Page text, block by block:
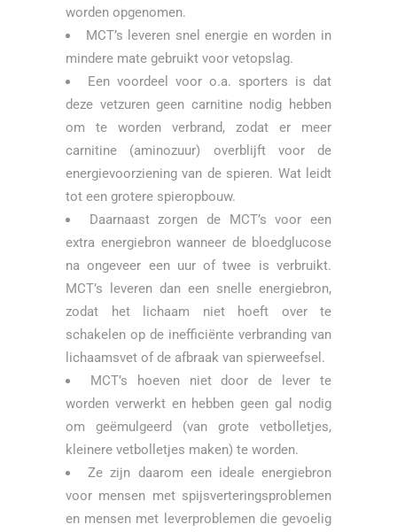
worden opgenomen.
MCT’s leveren snel energie en worden in
mindere mate gebruikt voor vetopslag.
Een voordeel voor o.a. sporters is dat
deze vetzuren geen carnitine nodig hebben
om te worden verbrand, zodat er meer
carnitine (aminozuur) overblijft voor de
energievoorziening van de spieren. Wat leidt
tot een grotere spieropbouw.
Daarnaast zorgen de MCT’s voor een
extra energiebron wanneer de bloedglucose
na ongeveer een uur of twee is verbruikt.
MCT’s leveren dan een snelle energiebron,
zodat het lichaam niet hoeft over te
schakelen op de inefficiënte verbranding van
lichaamsvet of de afbraak van spierweefsel.
MCT’s hoeven niet door de lever te
worden verwerkt en hebben geen gal nodig
om geëmulgeerd (van grote vetbolletjes,
kleinere vetbolletjes maken) te worden.
Ze zijn daarom een ideale energiebron
voor mensen met spijsverteringsproblemen
en mensen met leverproblemen die gevoelig